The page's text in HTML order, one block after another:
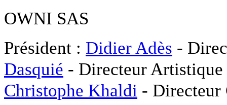
OWNI SAS
Président : Didier Adès -
Dasquié - Directeur
Christophe Khaldi -